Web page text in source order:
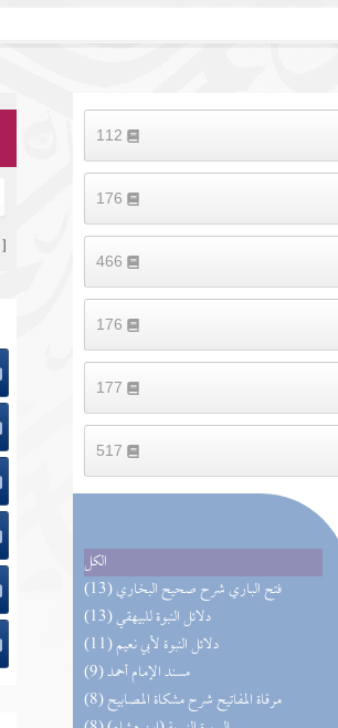
الكل
(13) فتح الباري شرح صحيح البخاري
(13) دلائل النبوة للبيهقي
(11) دلائل النبوة لأبي نعيم
(9) مسند الإمام أحمد
(8) مرقاة المفاتيح شرح مشكاة المصابيح